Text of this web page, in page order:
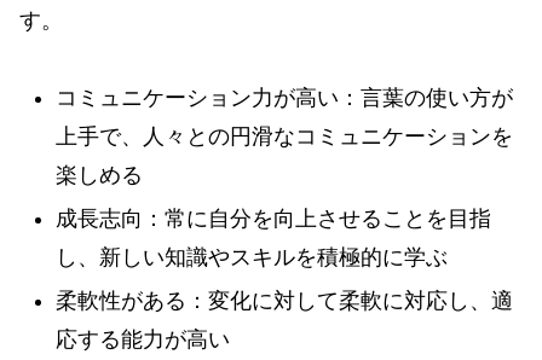
す。
コミュニケーション力が高い：言葉の使い方が
上手で、人々との円滑なコミュニケーションを
楽しめる
成長志向：常に自分を向上させることを目指
し、新しい知識やスキルを積極的に学ぶ
柔軟性がある：変化に対して柔軟に対応し、適
応する能力が高い